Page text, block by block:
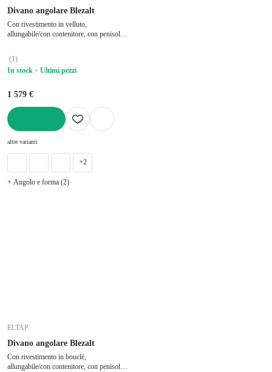
Divano angolare Blezalt
Con rivestimento in velluto,
allungabile/con contenitore, con penisola a
profondità totale 150 cm, profondità della
seduta 56 cm
(1)
In stock
Ultimi pezzi
1 579 €
altre varianti
+2
+ Angolo e forma (2)
ELTAP
Divano angolare Blezalt
Con rivestimento in bouclé,
allungabile/con contenitore, con penisola a